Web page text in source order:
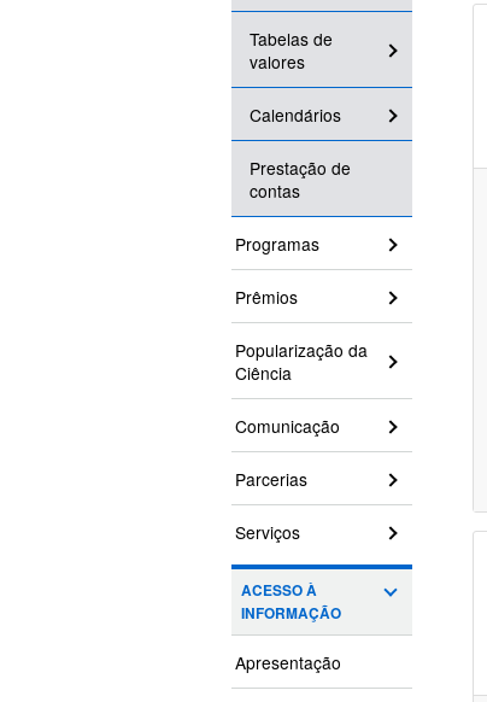
Tabelas de
valores
Calendários
Prestação de
contas
Programas
Prêmios
Popularização da
Ciência
Comunicação
Parcerias
Serviços
ACESSO À
INFORMAÇÃO
Apresentação